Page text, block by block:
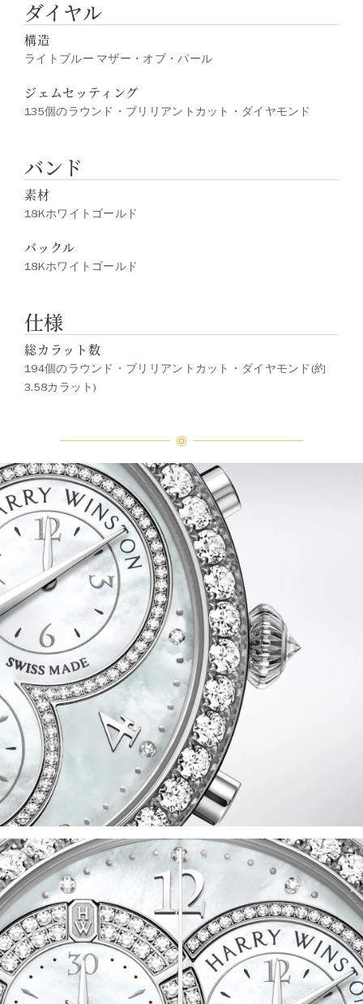
ダイヤル
構造
ライトブルー マザー・オブ・パール
ジェムセッティング
135個のラウンド・ブリリアントカット・ダイヤモンド
バンド
素材
18Kホワイトゴールド
バックル
18Kホワイトゴールド
仕様
総カラット数
194個のラウンド・ブリリアントカット・ダイヤモンド(約
3.58カラット)